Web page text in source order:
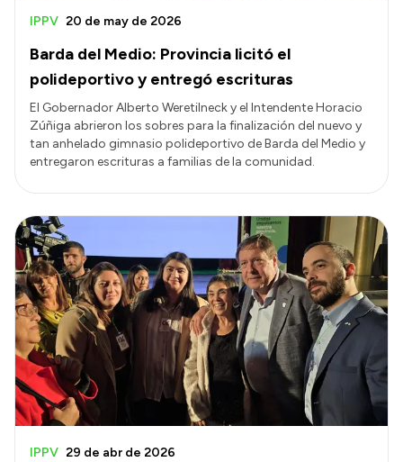
Barda del Medio: Provincia licitó el
polideportivo y entregó escrituras
IPPV 20 de may de 2026
El Gobernador Alberto Weretilneck y el Intendente Horacio
Zúñiga abrieron los sobres para la finalización del nuevo y
tan anhelado gimnasio polideportivo de Barda del Medio y
entregaron escrituras a familias de la comunidad.
IPPV 29 de abr de 2026